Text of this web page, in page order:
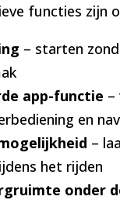
functies zijn
– starten
app-functie –
en
–
het rijden
onder